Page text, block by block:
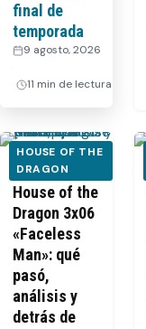
final de
temporada
9 agosto, 2026
11 min de lectura
HOUSE OF THE
DRAGON
[Recap]
House of the
Dragon 3x06
«Faceless
Man»: qué
pasó,
análisis y
detrás de